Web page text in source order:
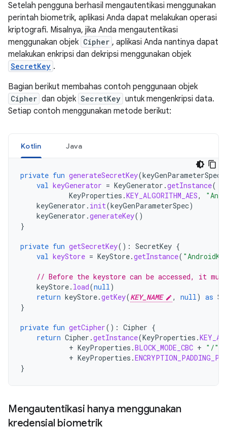
Setelah pengguna berhasil mengautentikasi menggunakan
perintah biometrik, aplikasi Anda dapat melakukan operasi
kriptografi. Misalnya, jika Anda mengautentikasi
menggunakan objek Cipher , aplikasi Anda nantinya dapat
melakukan enkripsi dan dekripsi menggunakan objek
SecretKey .
Bagian berikut membahas contoh penggunaan objek
Cipher dan objek SecretKey untuk mengenkripsi data.
Setiap contoh menggunakan metode berikut:
Kotlin Java
private fun generateSecretKey(keyGenParameterSpec
val keyGenerator = KeyGenerator .getInstance(
KeyProperties .KEY_ALGORITHM_AES,
keyGenerator . init(keyGenParameterSpec)
keyGenerator .generateKey()
}
private fun getSecretKey(): SecretKey {
val keyStore = KeyStore.getInstance(
// Before the keystore can be accessed, it
keyStore. load(null)
return keyStore.getKey(KEY_NAME , null) as
}
private fun getCipher(): Cipher {
return Cipher .getInstance(KeyProperties .
+ KeyProperties .BLOCK_MODE_CBC + "/"
+ KeyProperties .
}
Mengautentikasi hanya menggunakan
kredensial biometrik